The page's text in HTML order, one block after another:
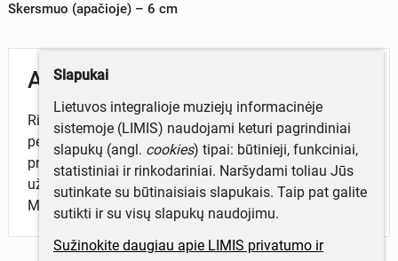
Skersmuo (apačioje) – 6 cm
Aprašymas
Ritinio formos, į viršų siaurėjantis šviesaus
permatomo stiklo butelis. Viršuje metaliniais laikikliais
pritvirtintas baltas keramikinis kamštis. Ant kamščio
užrašas vokiečių kalba: KURT KRÜGER
MINERALWASSER FABRIK MEMEL.
Slapukai
Lietuvos integralioje muziejų informacinėje
sistemoje (LIMIS) naudojami keturi pagrindiniai
slapukų (angl. cookies) tipai: būtinieji, funkciniai,
statistiniai ir rinkodariniai. Naršydami toliau Jūs
sutinkate su būtinaisiais slapukais. Taip pat galite
sutikti ir su visų slapukų naudojimu.
Sužinokite daugiau apie LIMIS privatumo ir